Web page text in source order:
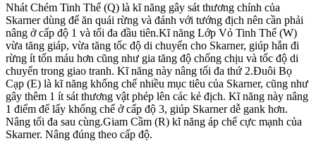
Nhát Chém Tinh Thể (Q) là kĩ năng gây sát thương chính của
Skarner dùng để ăn quái rừng và đánh với tướng địch nên cần phải
nâng ở cấp độ 1 và tối đa đầu tiên.Kĩ năng Lớp Vỏ Tinh Thể (W)
vừa tăng giáp, vừa tăng tốc độ di chuyển cho Skarner, giúp hắn đi
rừng ít tốn máu hơn cũng như gia tăng độ chống chịu và tốc độ di
chuyển trong giao tranh. Kĩ năng này nâng tối đa thứ 2.Đuôi Bọ
Cạp (E) là kĩ năng khống chế nhiều mục tiêu của Skarner, cũng như
gây thêm 1 ít sát thương vật phép lên các kẻ địch. Kĩ năng này nâng
1 điểm để lấy khống chế ở cấp độ 3, giúp Skarner dễ gank hơn.
Nâng tối đa sau cùng.Giam Cầm (R) kĩ năng áp chế cực mạnh của
Skarner. Nâng đúng theo cấp độ.